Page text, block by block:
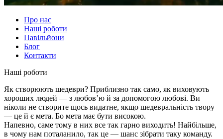
Про нас
Наші роботи
Павільйони
Блог
Контакти
Наші роботи
Як створюють шедеври? Приблизно так само, як виховують
хороших людей — з любов’ю й за допомогою любові. Ви
ніколи не створите щось видатне, якщо шедевральність твору
— це й є мета. Бо мета має бути високою.
Напевно, саме тому в них все так гарно виходить! Найбільше,
в чому нам поталанило, так це — шанс зібрати таку команду.